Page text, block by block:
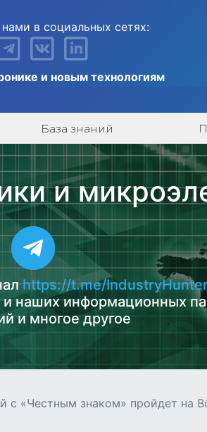
в социальных сетях:
и новым технологиям
База знаний
и
https://t.me/IndustryHunter
наших информационных
и многое другое
«Честным знаком» пройдет на